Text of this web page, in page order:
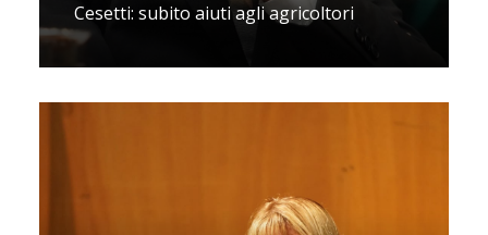
Cesetti: subito aiuti agli agricoltori